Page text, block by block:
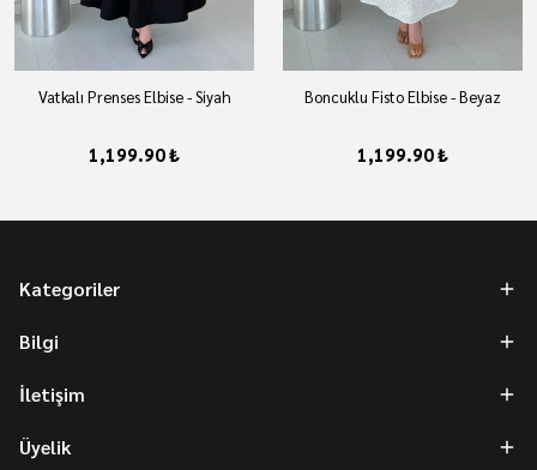
Vatkalı Prenses Elbise - Siyah
1,199.90 ₺
Boncuklu Fisto Elbise - Beyaz
1,199.90 ₺
Kategoriler
Bilgi
İletişim
Üyelik